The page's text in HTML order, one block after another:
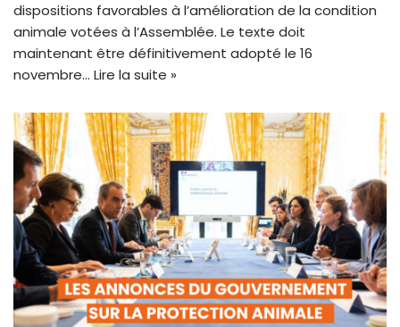
dispositions favorables à l’amélioration de la condition
animale votées à l’Assemblée. Le texte doit
maintenant être définitivement adopté le 16
novembre… Lire la suite »